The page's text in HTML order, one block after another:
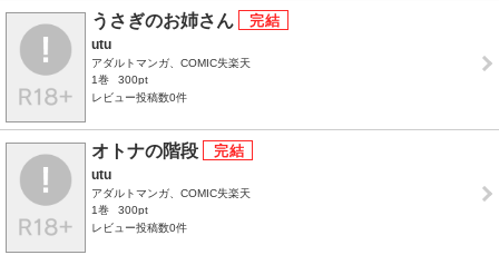
うさぎのお姉さん
utu
アダルトマンガ、COMIC失楽天
1巻
300pt
レビュー投稿数0件
オトナの階段
utu
アダルトマンガ、COMIC失楽天
1巻
300pt
レビュー投稿数0件